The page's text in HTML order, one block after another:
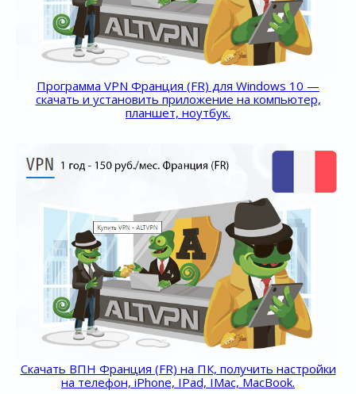
Программа VPN Франция (FR) для Windows 10 —
скачать и установить приложение на компьютер,
планшет, ноутбук.
Скачать ВПН Франция (FR) на ПК, получить настройки
на телефон, iPhone, IPad, IMac, MacBook.